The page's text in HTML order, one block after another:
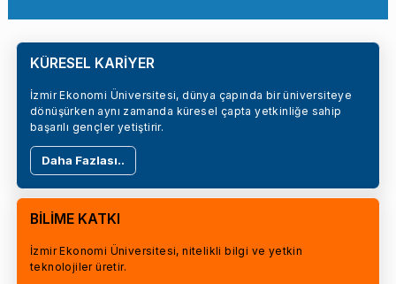
KÜRESEL KARİYER
İzmir Ekonomi Üniversitesi, dünya çapında bir üniversiteye
dönüşürken aynı zamanda küresel çapta yetkinliğe sahip
başarılı gençler yetiştirir.
Daha Fazlası..
BİLİME KATKI
İzmir Ekonomi Üniversitesi, nitelikli bilgi ve yetkin
teknolojiler üretir.